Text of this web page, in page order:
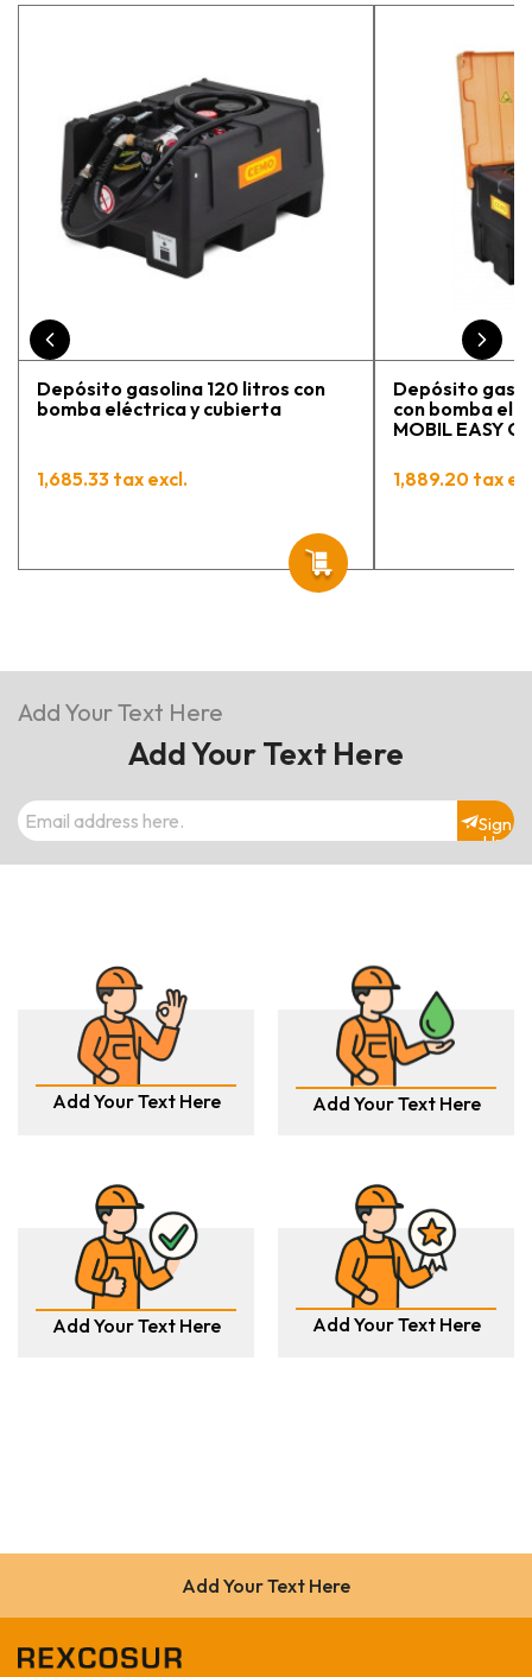
estaba eligiendo la máquina más
contactactanto me explicó todo￼
En general, la recomiendo, he
vuelto a comprar, tengo varios
pedidos en proceso y muy
contento.
Depósito gasolina 120 litros con
bomba eléctrica y cubierta
1,685.33 tax excl.
Depósito
con bomba
MOBIL EASY
1,889.20 tax
Add Your Text Here
Add Your Text Here
Sign
Up
Add Your Text Here Add Your Text Here
Add Your Text Here Add Your Text Here
Add Your Text Here